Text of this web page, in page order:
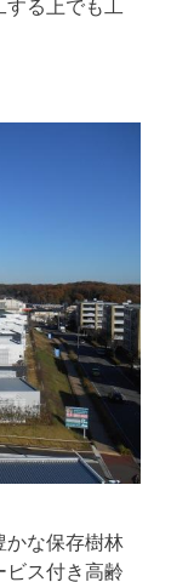
る上でも工
かな保存樹林
ス付き高齢